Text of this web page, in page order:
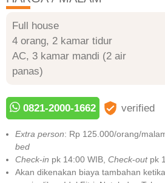
Full house
4 orang, 2 kamar tidur
AC, 3 kamar mandi (2 air
panas)
0821-2000-1662 verified
Extra person: Rp 125.000/orang/
bed
Check-in pk 14:00 WIB, Check-outpk
Akan dikenakan biaya tambahan ketika